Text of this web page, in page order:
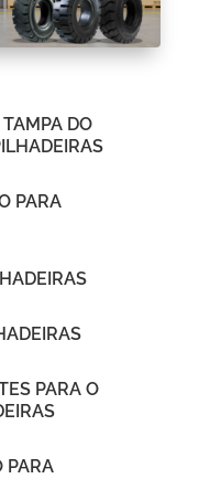
DO
PARA
PARA O
PARA